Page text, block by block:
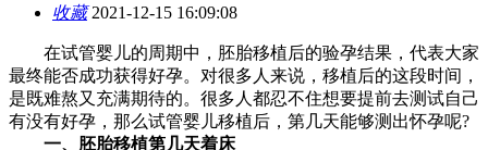
收藏2021-12-15 16:09:08
在试管婴儿的周期中，胚胎移植后的验孕结果，代表大家
最终能否成功获得好孕。对很多人来说，移植后的这段时间，
是既难熬又充满期待的。很多人都忍不住想要提前去测试自己
有没有好孕，那么试管婴儿移植后，第几天能够测出怀孕呢?
一、胚胎移植第几天着床